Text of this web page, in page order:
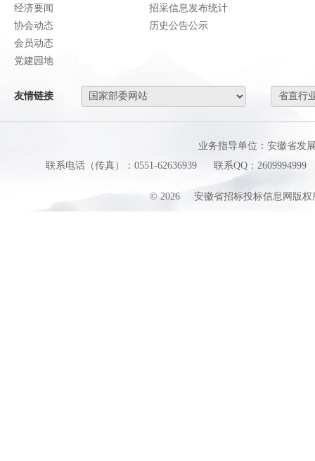
经济要闻
协会动态
会员动态
党建园地
招采信息发布统计
历史公告公示
友情链接
业务指导单位：安徽省发
联系电话（传真）：0551-62636939
联系QQ：2609994999
© 2026 安徽省招标投标信息网版